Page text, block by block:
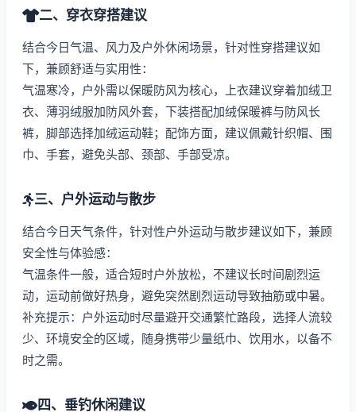
二、穿衣穿搭建议
结合今日气温、风力及户外休闲场景，针对性穿搭建议如
下，兼顾舒适与实用性：
气温寒冷，户外需以保暖防风为核心，上衣建议穿着加绒卫
衣、薄羽绒服加防风外套，下装搭配加绒保暖裤与防风长
裤，脚部选择加绒运动鞋；配饰方面，建议佩戴针织帽、围
巾、手套，避免头部、颈部、手部受凉。
三、户外运动与散步
结合今日天气条件，针对性户外运动与散步建议如下，兼顾
安全性与体验感：
气温条件一般，适合短时户外放松，不建议长时间剧烈运
动，运动前做好热身，避免突然剧烈运动导致抽筋或中暑。
补充提示：户外运动时尽量避开交通繁忙路段，选择人流较
少、环境安全的区域，随身携带少量纸巾、饮用水，以备不
时之需。
四、垂钓休闲建议